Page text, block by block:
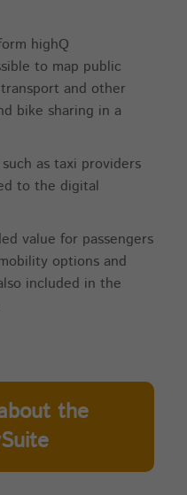
highQ
to map public
and other
bike sharing in a
as taxi providers
to the digital
value for passengers
options and
included in the
the